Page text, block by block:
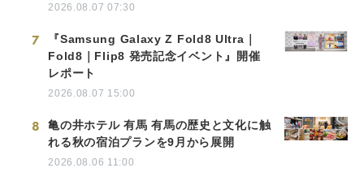
2026.08.07 07:30
7
『Samsung Galaxy Z Fold8 Ultra｜
Fold8｜Flip8 発売記念イベント』開催
レポート
2026.08.07 15:00
8
亀の井ホテル 有馬 有馬の歴史と文化に触
れる秋の宿泊プランを9月から展開
2026.08.06 11:00